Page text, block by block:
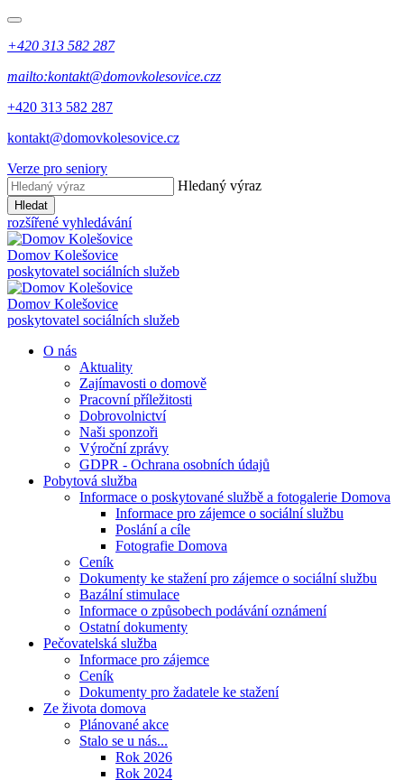
+420 313 582 287
mailto:kontakt@domovkolesovice.czz
+420 313 582 287
kontakt@domovkolesovice.cz
Verze pro seniory
Hledaný výraz
Hledat
rozšířené vyhledávání
Domov Kolešovice
poskytovatel sociálních služeb
Domov Kolešovice
poskytovatel sociálních služeb
O nás
Aktuality
Zajímavosti o domově
Pracovní příležitosti
Dobrovolnictví
Naši sponzoři
Výroční zprávy
GDPR - Ochrana osobních údajů
Pobytová služba
Informace o poskytované službě a fotogalerie Domova
Informace pro zájemce o sociální službu
Poslání a cíle
Fotografie Domova
Ceník
Dokumenty ke stažení pro zájemce o sociální službu
Bazální stimulace
Informace o způsobech podávání oznámení
Ostatní dokumenty
Pečovatelská služba
Informace pro zájemce
Ceník
Dokumenty pro žadatele ke stažení
Ze života domova
Plánované akce
Stalo se u nás...
Rok 2026
Rok 2024